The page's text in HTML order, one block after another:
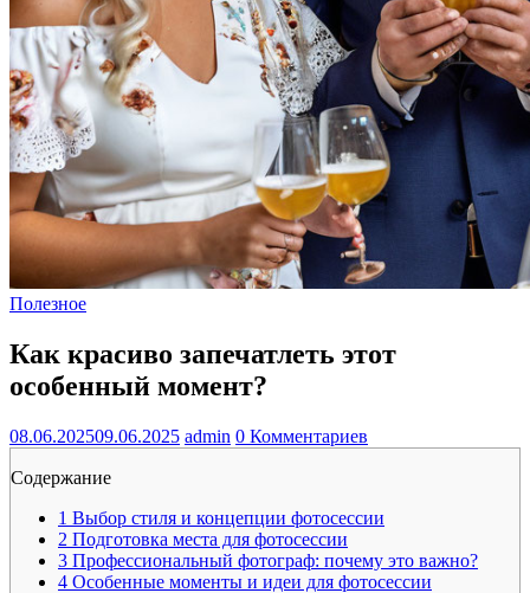
Полезное
Как красиво запечатлеть этот
особенный момент?
08.06.202509.06.2025 admin 0 Комментариев
Содержание
1 Выбор стиля и концепции фотосессии
2 Подготовка места для фотосессии
3 Профессиональный фотограф: почему это важно?
4 Особенные моменты и идеи для фотосессии